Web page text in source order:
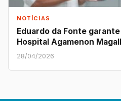
NOTÍCIAS
Eduardo da Fonte
Hospital Agamenon
28/04/2026